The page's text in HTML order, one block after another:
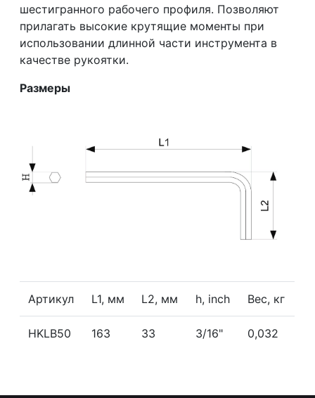
шестигранного рабочего профиля. Позволяют
прилагать высокие крутящие моменты при
использовании длинной части инструмента в
качестве рукоятки.
Размеры
Артикул L1, мм L2, мм h, inch Вес, кг
HKLB50 163 33 3/16" 0,032